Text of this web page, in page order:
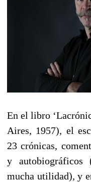
En el libro
Aires, 1957), el
23 crónicas,
y autobiográficos
mucha utilidad), y